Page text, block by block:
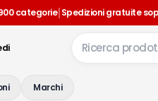
categorie|Spedizioni gratuite
Marchi